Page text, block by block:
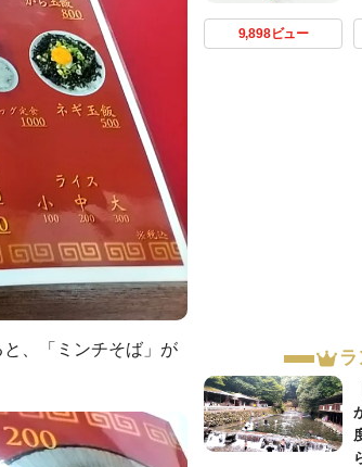
、「ミンチそば」が
9,898ビュー